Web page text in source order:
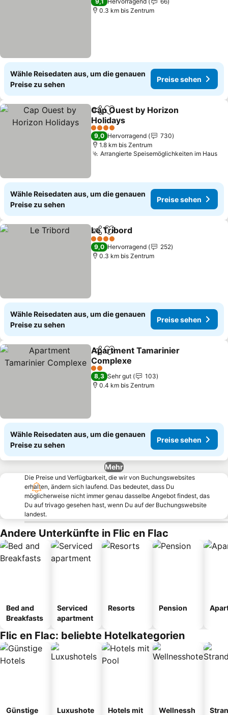
0.3 km bis Zentrum
Wähle Reisedaten aus, um die genauen
Preise zu sehen
Preise sehen
TeilenZu Favoriten hinzufügen
Cap Ouest by Horizon
Holidays
Preise sehen
4 Sterne
9,0 Hervorragend
730
1.8 km bis Zentrum
Arrangierte Speisemöglichkeiten im Haus
Wähle Reisedaten aus, um die genauen
Preise zu sehen
Preise sehen
TeilenZu Favoriten hinzufügen
Le Tribord
4 Sterne
9,0 Hervorragend
252
0.3 km bis Zentrum
Wähle Reisedaten aus, um die genauen
Preise zu sehen
Preise sehen
TeilenZu Favoriten hinzufügen
Apartment Tamarinier
Complexe
Preise sehen
2 Sterne
8,3 Sehr gut
103
0.4 km bis Zentrum
Wähle Reisedaten aus, um die genauen
Preise zu sehen
Preise sehen
Mehr
Die Preise und Verfügbarkeit, die wir von Buchungswebsites
erhalten, ändern sich laufend. Das bedeutet, dass Du
möglicherweise nicht immer genau dasselbe Angebot findest, das
Du auf trivago gesehen hast, wenn Du auf der Buchungswebsite
landest.
Andere Unterkünfte in Flic en Flac
Bed and
Breakfasts
Serviced
apartment
Resorts Pension
Flic en Flac: beliebte Hotelkategorien
Günstige
Luxushote
Hotels mit
Wellnessh